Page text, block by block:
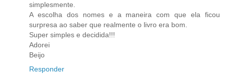
simplesmente.
A escolha dos nomes e a maneira com que ela ficou
surpresa ao saber que realmente o livro era bom.
Super simples e decidida!!!
Adorei
Beijo
Responder